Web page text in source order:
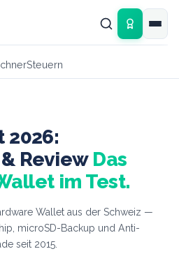
Steuern
2026:
Review Das
im Test.
Wallet aus der Schweiz —
microSD-Backup und Anti-
seit 2015.